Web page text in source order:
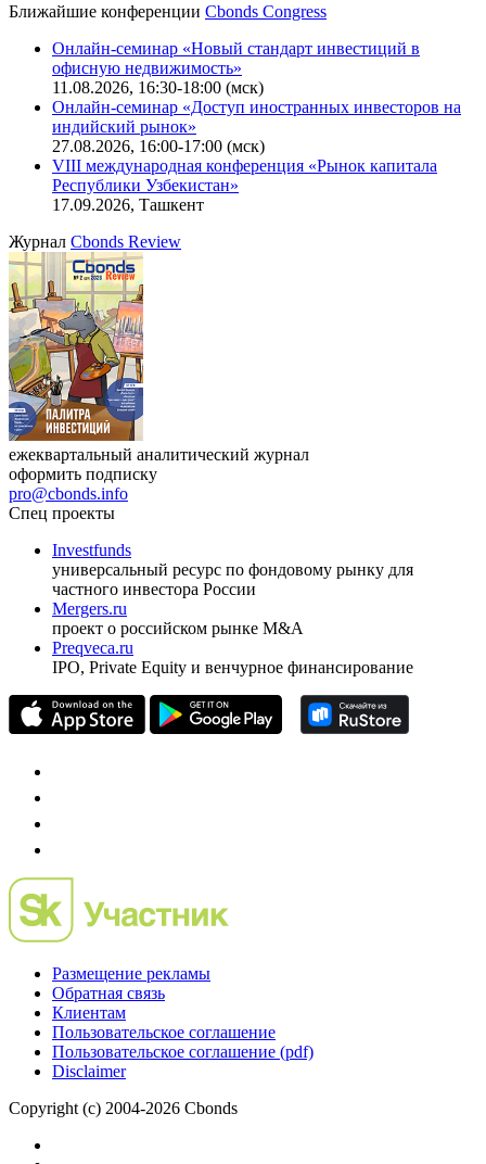
Ближайшие конференции Cbonds Congress
Онлайн-семинар «Новый стандарт инвестиций в
офисную недвижимость»
11.08.2026, 16:30-18:00 (мск)
Онлайн-семинар «Доступ иностранных инвесторов на
индийский рынок»
27.08.2026, 16:00-17:00 (мск)
VIII международная конференция «Рынок капитала
Республики Узбекистан»
17.09.2026, Ташкент
Журнал Cbonds Review
ежеквартальный аналитический журнал
оформить подписку
pro@cbonds.info
Спец проекты
Investfunds
универсальный ресурс по фондовому рынку для
частного инвестора России
Mergers.ru
проект о российском рынке M&A
Preqveca.ru
IPO, Private Equity и венчурное финансирование
Размещение рекламы
Обратная связь
Клиентам
Пользовательское соглашение
Пользовательское соглашение (pdf)
Disclaimer
Copyright (c) 2004-2026 Cbonds